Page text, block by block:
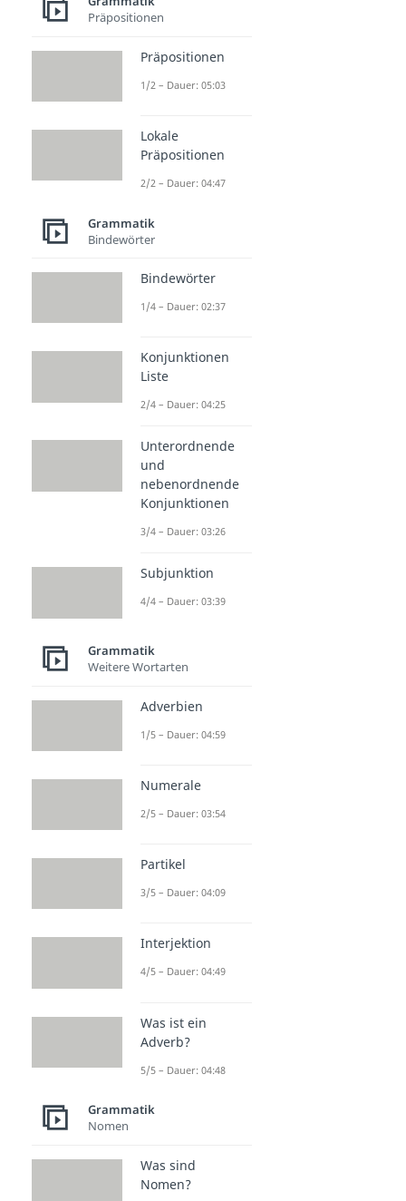
Präpositionen
Präpositionen
1/2 – Dauer: 05:03
Lokale
Präpositionen
2/2 – Dauer: 04:47
Grammatik
Bindewörter
Bindewörter
1/4 – Dauer: 02:37
Konjunktionen
Liste
2/4 – Dauer: 04:25
Unterordnende
und
nebenordnende
Konjunktionen
3/4 – Dauer: 03:26
Subjunktion
4/4 – Dauer: 03:39
Grammatik
Weitere Wortarten
Adverbien
1/5 – Dauer: 04:59
Numerale
2/5 – Dauer: 03:54
Partikel
3/5 – Dauer: 04:09
Interjektion
4/5 – Dauer: 04:49
Was ist ein
Adverb?
5/5 – Dauer: 04:48
Grammatik
Nomen
Was sind
Nomen?